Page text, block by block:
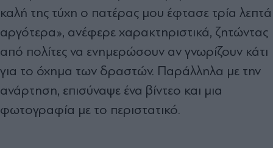
καλή της τύχη ο πατέρας μου έφτασε τρία λεπτά
αργότερα», ανέφερε χαρακτηριστικά, ζητώντας
από πολίτες να ενημερώσουν αν γνωρίζουν κάτι
για το όχημα των δραστών. Παράλληλα με την
ανάρτηση, επισύναψε ένα βίντεο και μια
φωτογραφία με το περιστατικό.